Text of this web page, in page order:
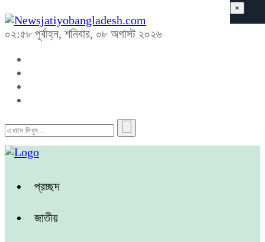
০২:৫৮ পূর্বাহ্ন, শনিবার, ০৮ অগাস্ট ২০২৬
প্রচ্ছদ
জাতীয়
×